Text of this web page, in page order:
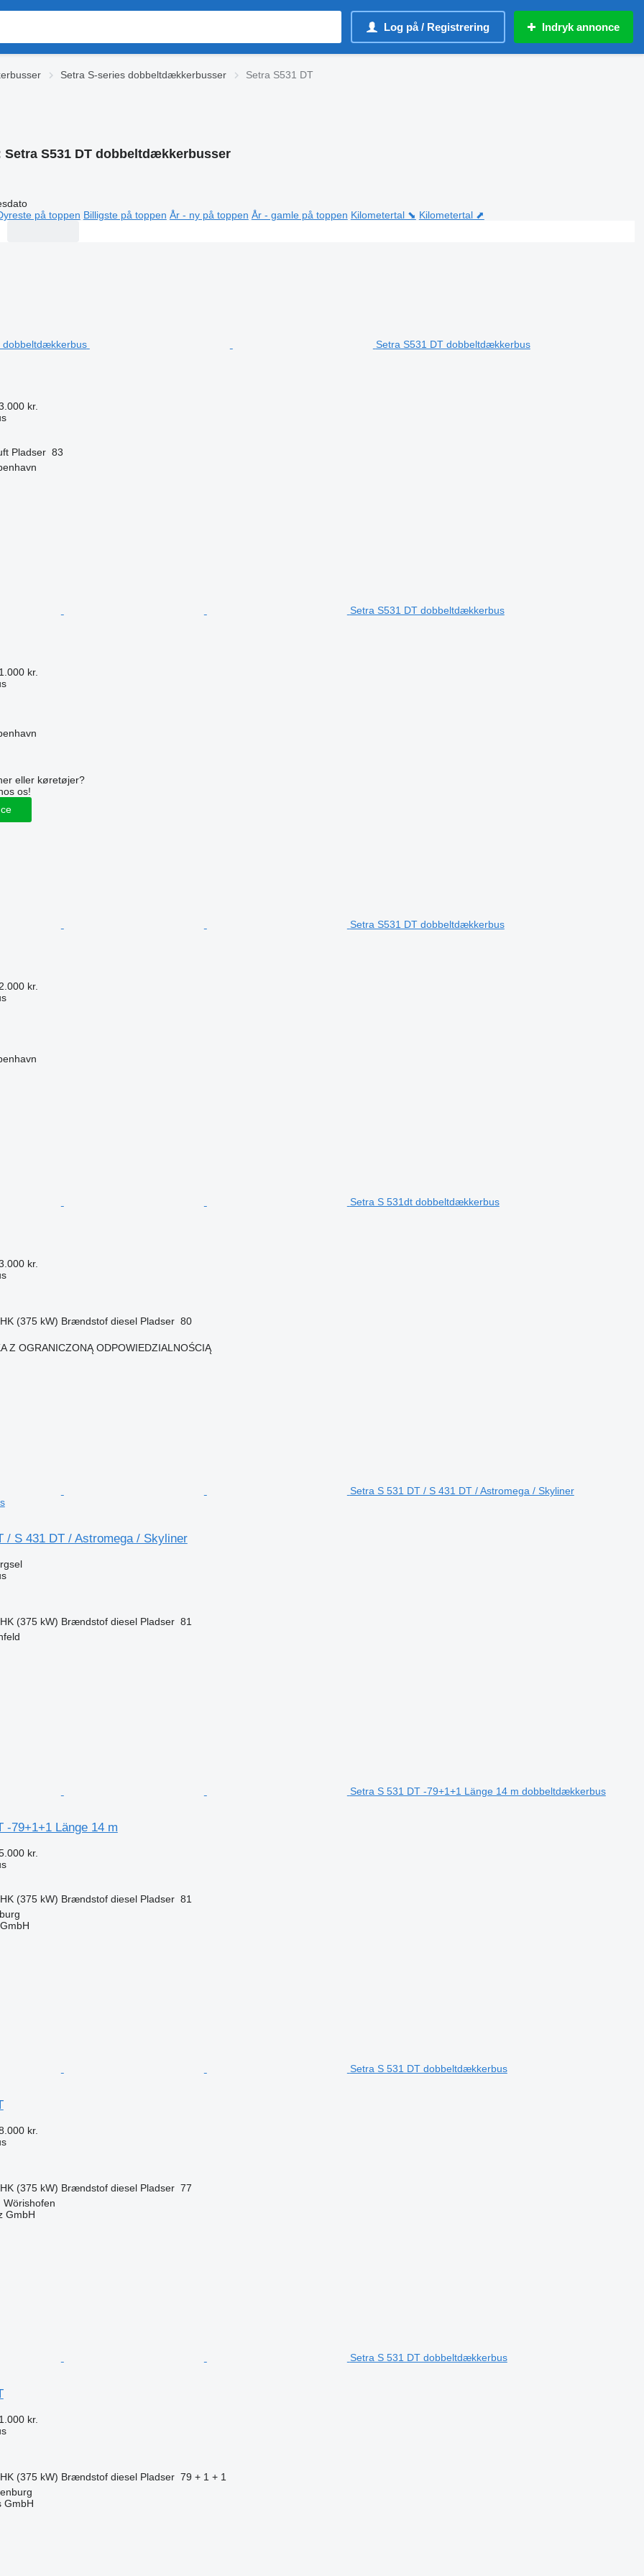
Log på / Registrering Indryk annonce
Setra S-series dobbeltdækkerbusser Setra S531 DT
Setra S531 DT dobbeltdækkerbusser
på toppen Billigste på toppen År - ny på toppen År - gamle på toppen Kilometertal ⬊ Kilometertal ⬈
Setra S531 DT dobbeltdækkerbus
kr.
Pladser 83
Setra S531 DT dobbeltdækkerbus
kr.
eller køretøjer?
os!
Setra S531 DT dobbeltdækkerbus
kr.
Setra S 531dt dobbeltdækkerbus
kr.
(375 kW) Brændstof diesel Pladser 80
Z OGRANICZONĄ ODPOWIEDZIALNOŚCIĄ
Setra S 531 DT / S 431 DT / Astromega / Skyliner
/ S 431 DT / Astromega / Skyliner
(375 kW) Brændstof diesel Pladser 81
Setra S 531 DT -79+1+1 Länge 14 m dobbeltdækkerbus
-79+1+1 Länge 14 m
kr.
(375 kW) Brændstof diesel Pladser 81
Setra S 531 DT dobbeltdækkerbus
kr.
(375 kW) Brændstof diesel Pladser 77
Wörishofen
GmbH
Setra S 531 DT dobbeltdækkerbus
kr.
(375 kW) Brændstof diesel Pladser 79 + 1 + 1
GmbH